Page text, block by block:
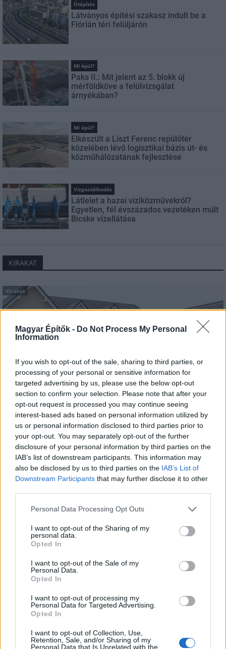
Magyar Építők - Do Not Process My Personal
Information
If you wish to opt-out of the sale, sharing to third parties, or
processing of your personal or sensitive information for
targeted advertising by us, please use the below opt-out
section to confirm your selection. Please note that after your
opt-out request is processed you may continue seeing
interest-based ads based on personal information utilized by
us or personal information disclosed to third parties prior to
your opt-out. You may separately opt-out of the further
disclosure of your personal information by third parties on the
IAB’s list of downstream participants. This information may
also be disclosed by us to third parties on the IAB’s List of
Downstream Participants that may further disclose it to other
Please note that this website/app uses one or more Google
not limited to your visit or usage behaviour. You may click to
grant or deny consent to Google and its third-party tags to
use your data for below specified purposes in below Google
consent section.
Personal Data Processing Opt Outs
I want to opt-out of the Sharing of my
personal data.
Opted In
I want to opt-out of the Sale of my
Personal Data.
Opted In
I want to opt-out of processing my
Personal Data for Targeted Advertising.
Opted In
I want to opt-out of Collection, Use,
Retention, Sale, and/or Sharing of my
Personal Data that Is Unrelated with the
Útépítés
Látványos építési szakasz indult be a
Flórián téri felüljárón
Mi épül?
Paks II.: Mit jelent az 5. blokk új
mérföldköve a felülvizsgálat
árnyékában?
Mi épül?
Elkészült a Liszt Ferenc repülőtér
közelében lévő logisztikai bázis út- és
közműhálózatának fejlesztése
Vízgazdálkodás
Látlelet a hazai víziközművekről?
Egyetlen, fél évszázados vezetéken múlt
Bicske vízellátása
KIRAKAT
Kirakat
Tető, ami évtizedeken át gondoskodik a családról
tetőcserepet!